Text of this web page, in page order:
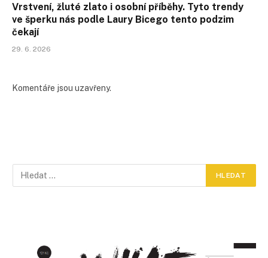
Vrstvení, žluté zlato i osobní příběhy. Tyto trendy
ve šperku nás podle Laury Bicego tento podzim
čekají
29. 6. 2026
Komentáře jsou uzavřeny.